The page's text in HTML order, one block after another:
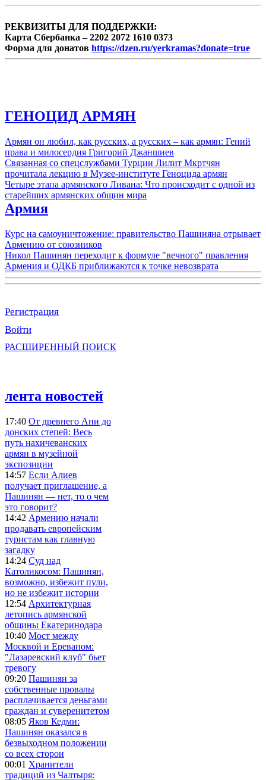
РЕКВИЗИТЫ ДЛЯ ПОДДЕРЖКИ:
Карта Сбербанка – 2202 2072 1610 0373
Форма для донатов https://dzen.ru/yerkramas?donate=true
ГЕНОЦИД АРМЯН
Армян он любил, как русских, а русских – как армян: Гений
права и милосердия Григорий Джаншиев
Связанная со спецслужбами Турции Лилит Мкртчян
прочитала лекцию в Музее-институте Геноцида армян
Четыре этапа армянского Ливана: Что происходит с одной из
старейших армянских общин мира
Армия
Курс на самоуничтожение: правительство Пашиняна отрывает
Армению от союзников
Никол Пашинян переходит к формуле "вечного" правления
Армения и ОДКБ приближаются к точке невозврата
Регистрация
Войти
РАСШИРЕННЫЙ ПОИСК
лента новостей
17:40 От древнего Ани до
донских степей: Весь
путь нахичеванских
армян в музейной
экспозиции
14:57 Если Алиев
получает приглашение, а
Пашинян — нет, то о чем
это говорит?
14:42 Армению начали
продавать европейским
туристам как главную
загадку
14:24 Суд над
Католикосом: Пашинян,
возможно, избежит пули,
но не избежит истории
12:54 Архитектурная
летопись армянской
общины Екатеринодара
10:40 Мост между
Москвой и Ереваном:
"Лазаревский клуб" бьет
тревогу
09:20 Пашинян за
собственные провалы
расплачивается деньгами
граждан и суверенитетом
08:05 Яков Кедми:
Пашинян оказался в
безвыходном положении
со всех сторон
00:01 Хранители
традиций из Чалтыря: